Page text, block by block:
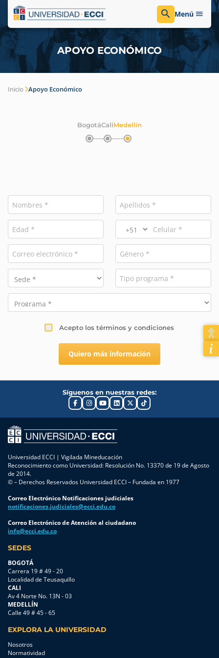
Menú
APOYO ECONÓMICO
Inicio Apoyo Económico
BogotáCaliMedellín
Acepto los términos y condiciones
Quiero más información
Síguenos en nuestras redes:
Universidad ECCI | Vigilada Mineducación
Reconocimiento como Universidad: Resolución No. 13370 de 19 de Agosto
de 2014.
© – Derechos Reservados Universidad ECCI – Fundada en 1977
Correo Electrónico Notificaciones judiciales
notificaciones.judiciales@ecci.edu.co
Correo Electrónico de Atención al ciudadano
info@ecci.edu.co
SEDES
BOGOTÁ
Carrera 19 # 49 - 20
Localidad de Teusaquillo
CALI
Av 4 Norte No. 13N - 03
MEDELLÍN
Calle 49 # 45 - 65
EXPLORA LA UNIVERSIDAD
Nosotros
Normatividad